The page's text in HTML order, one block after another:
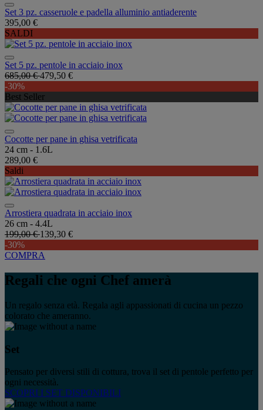
Set 3 pz. casseruole e padella alluminio antiaderente
395,00 €
SALDI
Set 5 pz. pentole in acciaio inox
685,00 €479,50 €
-30%
Best Seller
Cocotte per pane in ghisa vetrificata
24 cm - 1.6L
289,00 €
Saldi
Arrostiera quadrata in acciaio inox
26 cm - 4.4L
199,00 €139,30 €
-30%
COMPRA
Regali che ogni Chef amerà
Un regalo senza età. Regala agli appassionati di cucina un pezzo
colorato che ameranno.
Set
Pensato per diversi stili di cottura, trova il set di pentole perfetto per
ogni necessità.
SCOPRI I SET DISPONIBILI